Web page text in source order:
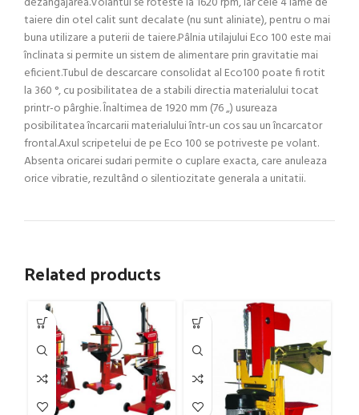
taiere din otel calit sunt decalate (nu sunt aliniate), pentru o mai
buna utilizare a puterii de taiere.Pâlnia utilajului Eco 100 este mai
înclinata si permite un sistem de alimentare prin gravitatie mai
eficient.Tubul de descarcare consolidat al Eco100 poate fi rotit
la 360 °, cu posibilitatea de a stabili directia materialului tocat
printr-o pârghie. Înaltimea de 1920 mm (76 „) usureaza
posibilitatea încarcarii materialului într-un cos sau un încarcator
frontal.Axul scripetelui de pe Eco 100 se potriveste pe volant.
Absenta oricarei sudari permite o cuplare exacta, care anuleaza
orice vibratie, rezultând o silentiozitate generala a unitatii.
Related products